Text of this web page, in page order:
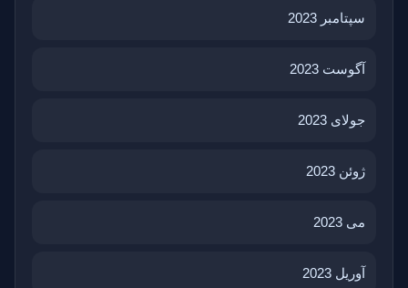
سپتامبر 2023
آگوست 2023
جولای 2023
ژوئن 2023
می 2023
آوریل 2023